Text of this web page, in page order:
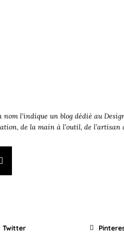
nom l’indique un blog dédié au
de la main à l’outil, de l’artisan
Twitter